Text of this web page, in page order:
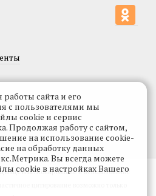
Копирование и использование
цитирование возможно только
сайта и его
с пользователями мы
cookie и сервис
Продолжая работу с сайтом,
на использование cookie-
на обработку данных
Вы всегда можете
cookie в настройках Вашего